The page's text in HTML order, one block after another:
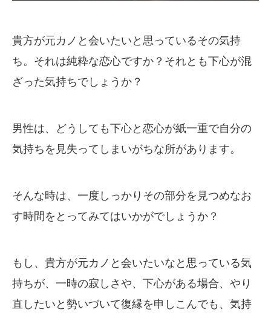
貴方が元カノと会いたいと思っているその気持
ち。それは純粋な恋心ですか？それとも下心が混
ざった気持ちでしょうか？
男性は、どうしても下心と恋心が紙一重で自分の
気持ちを見失ってしまいがちな所があります。
そんな時は、一度しっかりその部分を見つめなお
す時間をとってみてはいかがでしょうか？
もし、貴方が元カノと会いたいなと思っている気
持ちが、一時の寂しさや、下心がある場合、やり
直したいと勢いづいて復縁を申しこんでも、気持